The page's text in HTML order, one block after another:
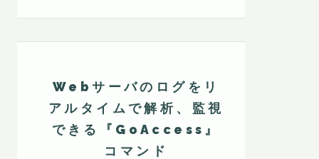
Webサーバのログをリ
アルタイムで解析、監視
できる『GoAccess』
コマンド